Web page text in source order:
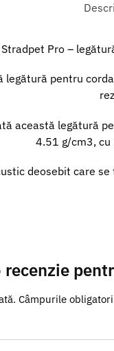
Stradpet Pro –
legătură pentru
această legătură
4.51 g/cm3,
deosebit care
Câmpurile